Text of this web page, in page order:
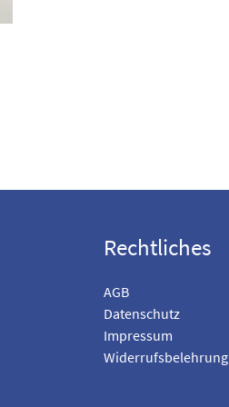
Rechtliches
AGB
Datenschutz
Impressum
Widerrufsbelehrung